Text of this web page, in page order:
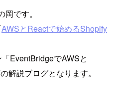
です。
AWSとReactで始めるShopify
EventBridgeでAWSと
解説ブログとなります。